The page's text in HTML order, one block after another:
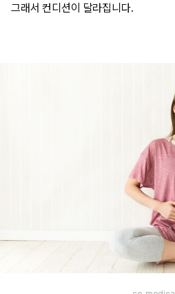
그래서 컨디션이 달라집니다.